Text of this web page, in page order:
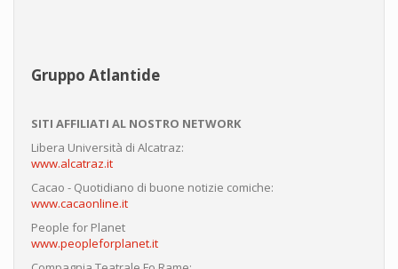
Gruppo Atlantide
SITI AFFILIATI AL NOSTRO NETWORK
Libera Università di Alcatraz:
www.alcatraz.it
Cacao - Quotidiano di buone notizie comiche:
www.cacaonline.it
People for Planet
www.peopleforplanet.it